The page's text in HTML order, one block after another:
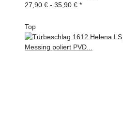
27,90 € - 35,90 € *
Top